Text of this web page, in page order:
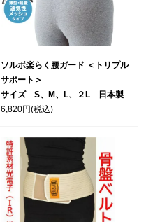
ソルボ楽らく腰ガード ＜トリプル
サポート＞
サイズ S、M、L、２L 日本製
6,820円(税込)